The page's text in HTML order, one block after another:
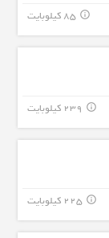
85 کیلوبایت info_outline
239 کیلوبایت info_outline
225 کیلوبایت info_outline